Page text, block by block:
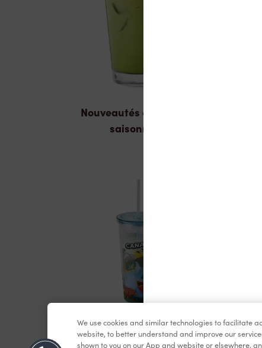
Nouveautés et produits
saisonniers
Marchandises
We use cookies and similar technologies to facilitate
website, to better understand and improve our
shown to you on our App and website or elsewhere,